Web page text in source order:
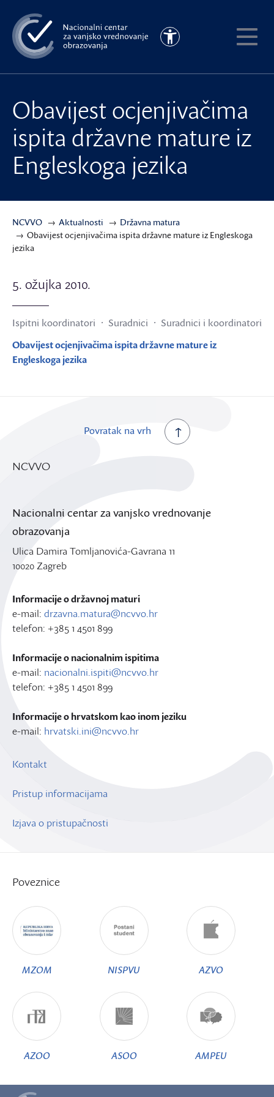
na
glavni
sadržaj
Pristupačnost
Obavijest ocjenjivačima
ispita državne mature iz
Engleskoga jezika
NCVVO Aktualnosti
Državna matura
Obavijest ocjenjivačima ispita državne mature iz Engleskoga
jezika
5. ožujka 2010.
Ispitni koordinatori Suradnici
Suradnici i koordinatori
Obavijest ocjenjivačima ispita državne mature iz
Engleskoga jezika
Povratak na vrh
NCVVO
Nacionalni centar za vanjsko vrednovanje
obrazovanja
Ulica Damira Tomljanovića-Gavrana 11
10020 Zagreb
Informacije o državnoj maturi
e-mail: drzavna.matura@ncvvo.hr
telefon: +385 1 4501 899
Informacije o nacionalnim ispitima
e-mail: nacionalni.ispiti@ncvvo.hr
telefon: +385 1 4501 899
Informacije o hrvatskom kao inom jeziku
e-mail: hrvatski.ini@ncvvo.hr
Kontakt
Pristup informacijama
Izjava o pristupačnosti
Poveznice
MZOM NISPVU AZVO
AZOO ASOO AMPEU